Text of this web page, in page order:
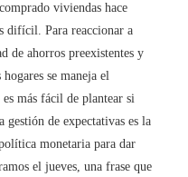
viviendas hace
difícil. Para reaccionar a
de ahorros preexistentes y
se maneja el
es más fácil de plantear si
gestión de expectativas es la
monetaria para dar
el jueves, una frase que